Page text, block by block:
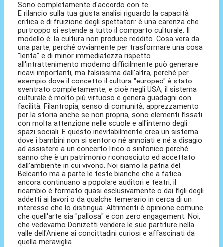
Sono completamente d'accordo con te.
E rilancio sulla tua giusta analisi riguardo la capacità
critica e di fruizione degli spettatori: è una carenza che
purtroppo si estende a tutto il comparto culturale. Il
modello è: la cultura non produce reddito. Cosa vera da
una parte, perché ovviamente per trasformare una cosa
"lenta" e di minor immediatezza rispetto
all'intrattenimento moderno difficilmente può generare
ricavi importanti, ma falsissima dall'altra, perché per
esempio dove il concetto il cultura "europeo" è stato
sventrato completamente, e cioè negli USA, il sistema
culturale è molto più virtuoso e genera guadagni con
facilità. Filantropia, senso di comunità, apprezzamento
per la storia anche se non propria, sono elementi fissati
con molta attenzione nelle scuole e all'interno degli
spazi sociali. E questo inevitabilmente crea un sistema
dove i bambini non si sentono né annoiati e né a disagio
ad assistere a un concerto lirico o sinfonico perché
sanno che è un patrimonio riconosciuto ed accettato
dall'ambiente in cui vivono. Noi siamo la patria del
Belcanto ma a parte le teste bianche che a fatica
ancora continuano a popolare auditori e teatri, il
ricambio è formato quasi esclusivamente o dai figli degli
addetti ai lavori o da qualche temerario in cerca di un
interesse che lo distingua. Altrimenti è opinione comune
che quell'arte sia "pallosa" e con zero engagement. Noi,
che vedevamo Donizetti vendere le sue partiture nella
valle dell'Aniene ai concittadini curiosi e affascinati da
quella meraviglia.